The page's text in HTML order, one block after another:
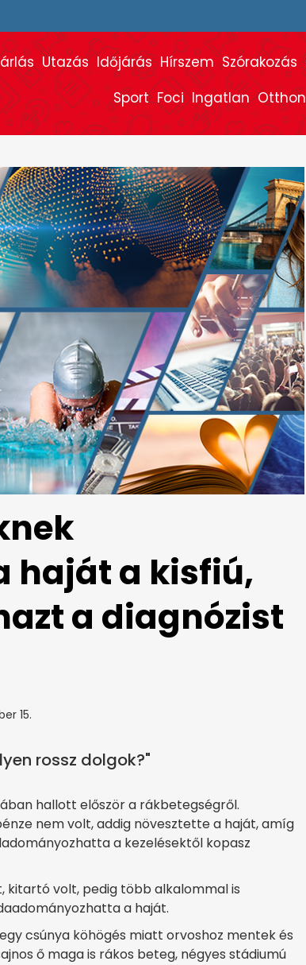
Utazás Időjárás Hírszem Szórakozás
Sport Foci Ingatlan Otthon
haját a kisfiú,
a diagnózist
15.
rossz dolgok?"
hallott először a rákbetegségről.
nem volt, addig növesztette a haját, amíg
a kezelésektől kopasz
kitartó volt, pedig több alkalommal is
a haját.
csúnya köhögés miatt orvoshoz mentek és
ő maga is rákos beteg, négyes stádiumú